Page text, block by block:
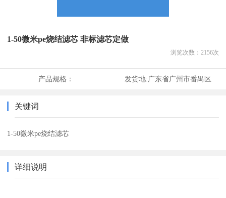
1-50微米pe烧结滤芯 非标滤芯定做
浏览次数： 2156次
产品规格： 发货地:广东省广州市番禺区
关键词
1-50微米pe烧结滤芯
详细说明